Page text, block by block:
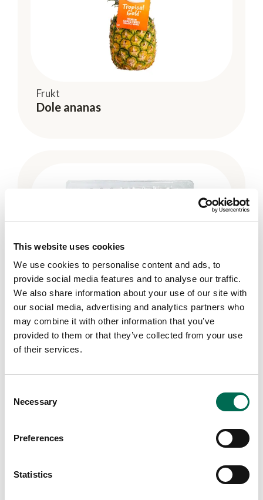
This website uses cookies
We use cookies to personalise content and ads, to
provide social media features and to analyse our traffic.
We also share information about your use of our site with
our social media, advertising and analytics partners who
may combine it with other information that you’ve
provided to them or that they’ve collected from your use
of their services.
Selection
Necessary
Preferences
Statistics
Frukt
Dole ananas
Dole
Nordic Crisp krispsallat